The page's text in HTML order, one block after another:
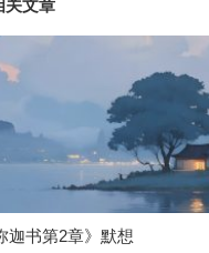
关文章
迦书第2章》默想